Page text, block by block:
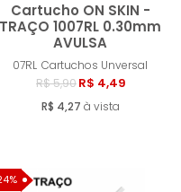
Cartucho ON SKIN -
TRAÇO 1007RL 0.30mm
AVULSA
07RL Cartuchos Unversal
R$ 5,90R$ 4,49
R$ 4,27 à vista